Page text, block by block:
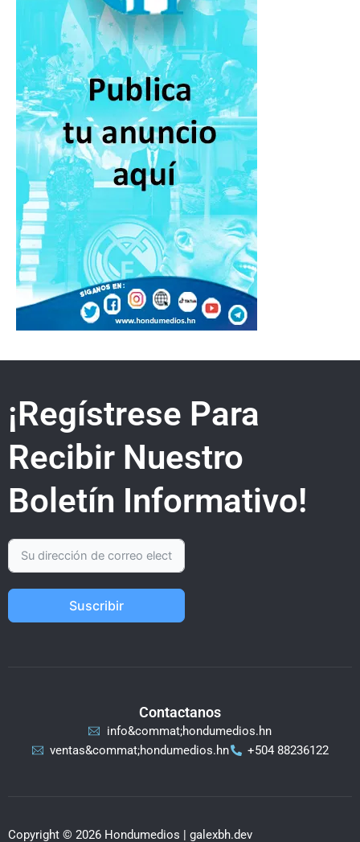
¡Regístrese Para
Recibir Nuestro
Boletín Informativo!
Suscribir
Contactanos
info&commat;hondumedios.hn
ventas&commat;hondumedios.hn
+504 88236122
Copyright © 2026 Hondumedios | galexbh.dev